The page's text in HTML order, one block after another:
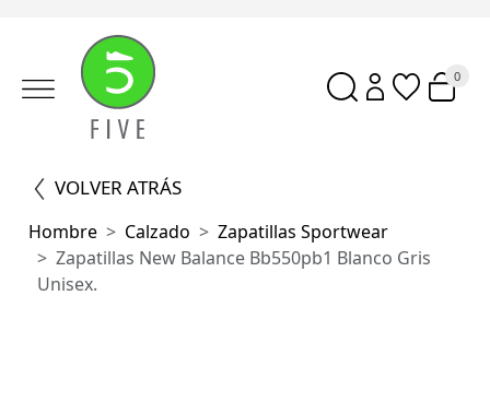
0
VOLVER ATRÁS
Hombre Calzado
Zapatillas Sportwear
Zapatillas New Balance Bb550pb1 Blanco Gris
Unisex.